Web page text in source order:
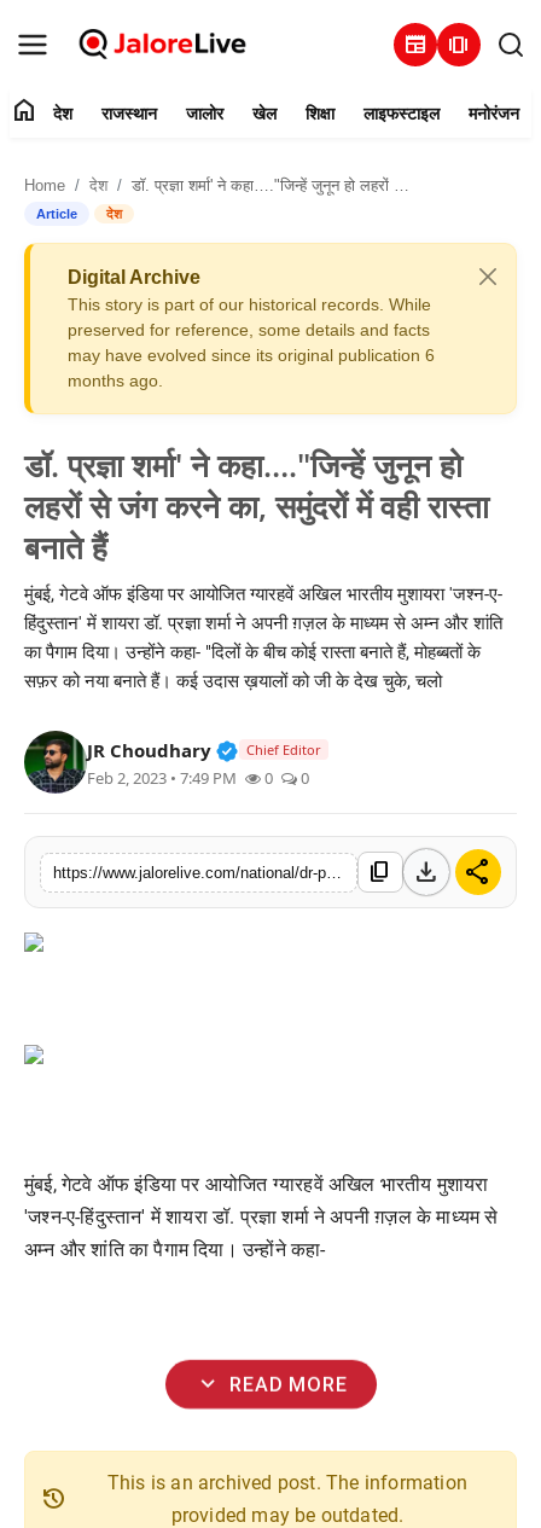
newspaper amp_stories
संपर्क करें
राजस्थान
खेल
शिक्षा
लाइफस्टाइल
मनोरंजन
तकनीक
विशेष
home देश राजस्थान जालोर खेल शिक्षा लाइफस्टाइल मनोरंजन
Home देश डॉ. प्रज्ञा शर्मा' ने कहा…."जिन्हें जुनून हो लहरों से जंग करने का, समुंदरों में वही रास्ता बनाते हैं
Article देश
Digital Archive
This story is part of our historical records. While
preserved for reference, some details and facts
may have evolved since its original publication 6
months ago.
डॉ. प्रज्ञा शर्मा' ने कहा…."जिन्हें जुनून हो
लहरों से जंग करने का, समुंदरों में वही रास्ता
बनाते हैं
मुंबई, गेटवे ऑफ इंडिया पर आयोजित ग्यारहवें अखिल भारतीय मुशायरा 'जश्न-ए-
हिंदुस्तान' में शायरा डॉ. प्रज्ञा शर्मा ने अपनी ग़ज़ल के माध्यम से अम्न और शांति
का पैगाम दिया। उन्होंने कहा- "दिलों के बीच कोई रास्ता बनाते हैं, मोहब्बतों के
सफ़र को नया बनाते हैं। कई उदास ख़यालों को जी के देख चुके, चलो
JR Choudhary Verified Public Figure • 30 Mar,
Chief Editor
Feb 2, 2023 • 7:49 PM 0 0
content_copy download share
मुंबई, गेटवे ऑफ इंडिया पर आयोजित ग्यारहवें अखिल भारतीय मुशायरा
'जश्न-ए-हिंदुस्तान' में शायरा डॉ. प्रज्ञा शर्मा ने अपनी ग़ज़ल के माध्यम से
अम्न और शांति का पैगाम दिया। उन्होंने कहा-
expand_more READ MORE
history
This is an archived post. The information
provided may be outdated.